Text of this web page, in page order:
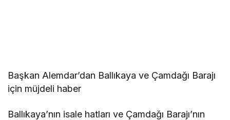
Başkan Alemdar’dan Ballıkaya ve Çamdağı Barajı
için müjdeli haber
Ballıkaya’nın isale hatları ve Çamdağı Barajı’nın